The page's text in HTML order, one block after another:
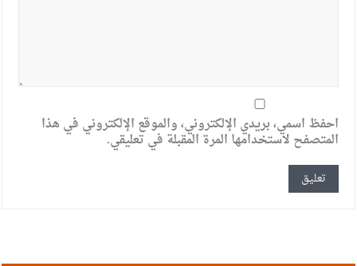
احفظ اسمي، بريدي الإلكتروني، والموقع الإلكتروني في هذا
المتصفح لاستخدامها المرة المقبلة في تعليقي.